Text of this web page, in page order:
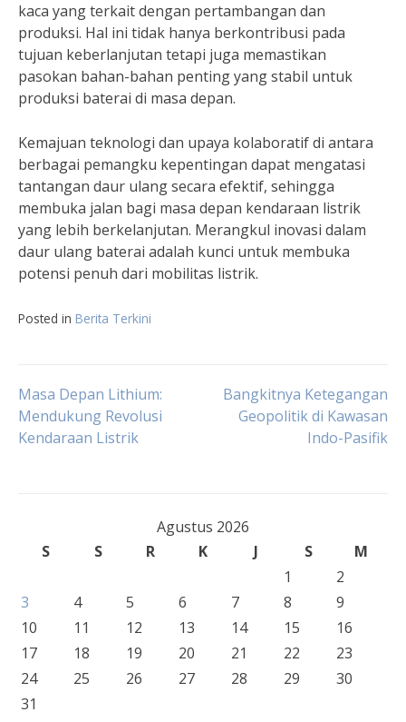
kaca yang terkait dengan pertambangan dan
produksi. Hal ini tidak hanya berkontribusi pada
tujuan keberlanjutan tetapi juga memastikan
pasokan bahan-bahan penting yang stabil untuk
produksi baterai di masa depan.
Kemajuan teknologi dan upaya kolaboratif di antara
berbagai pemangku kepentingan dapat mengatasi
tantangan daur ulang secara efektif, sehingga
membuka jalan bagi masa depan kendaraan listrik
yang lebih berkelanjutan. Merangkul inovasi dalam
daur ulang baterai adalah kunci untuk membuka
potensi penuh dari mobilitas listrik.
Posted in Berita Terkini
Navigasi
pos
Masa Depan Lithium:
Mendukung Revolusi
Kendaraan Listrik
Bangkitnya Ketegangan
Geopolitik di Kawasan
Indo-Pasifik
Agustus 2026
S
S R K J S
M
1
2
3
4 5 6 7 8
9
10
11 12 13 14 15
16
17
18 19 20 21 22
23
24
25 26 27 28 29
30
31